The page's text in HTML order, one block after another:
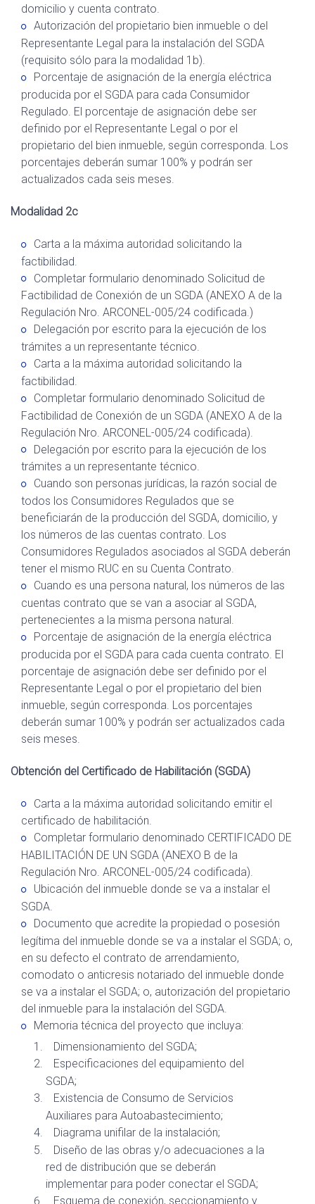
domicilio y cuenta contrato.
Autorización del propietario bien inmueble o del
Representante Legal para la instalación del SGDA
(requisito sólo para la modalidad 1b).
Porcentaje de asignación de la energía eléctrica
producida por el SGDA para cada Consumidor
Regulado. El porcentaje de asignación debe ser
definido por el Representante Legal o por el
propietario del bien inmueble, según corresponda. Los
porcentajes deberán sumar 100% y podrán ser
actualizados cada seis meses.
Modalidad 2c
Carta a la máxima autoridad solicitando la
factibilidad.
Completar formulario denominado Solicitud de
Factibilidad de Conexión de un SGDA (ANEXO A de la
Regulación Nro. ARCONEL-005/24 codificada.)
Delegación por escrito para la ejecución de los
trámites a un representante técnico.
Carta a la máxima autoridad solicitando la
factibilidad.
Completar formulario denominado Solicitud de
Factibilidad de Conexión de un SGDA (ANEXO A de la
Regulación Nro. ARCONEL-005/24 codificada).
Delegación por escrito para la ejecución de los
trámites a un representante técnico.
Cuando son personas jurídicas, la razón social de
todos los Consumidores Regulados que se
beneficiarán de la producción del SGDA, domicilio, y
los números de las cuentas contrato. Los
Consumidores Regulados asociados al SGDA deberán
tener el mismo RUC en su Cuenta Contrato.
Cuando es una persona natural, los números de las
cuentas contrato que se van a asociar al SGDA,
pertenecientes a la misma persona natural.
Porcentaje de asignación de la energía eléctrica
producida por el SGDA para cada cuenta contrato. El
porcentaje de asignación debe ser definido por el
Representante Legal o por el propietario del bien
inmueble, según corresponda. Los porcentajes
deberán sumar 100% y podrán ser actualizados cada
seis meses.
Obtención del Certificado de Habilitación (SGDA)
Carta a la máxima autoridad solicitando emitir el
certificado de habilitación.
Completar formulario denominado CERTIFICADO DE
HABILITACIÓN DE UN SGDA (ANEXO B de la
Regulación Nro. ARCONEL-005/24 codificada).
Ubicación del inmueble donde se va a instalar el
SGDA.
Documento que acredite la propiedad o posesión
legítima del inmueble donde se va a instalar el SGDA; o,
en su defecto el contrato de arrendamiento,
comodato o anticresis notariado del inmueble donde
se va a instalar el SGDA; o, autorización del propietario
del inmueble para la instalación del SGDA.
Memoria técnica del proyecto que incluya:
Dimensionamiento del SGDA;
Especificaciones del equipamiento del
SGDA;
Existencia de Consumo de Servicios
Auxiliares para Autoabastecimiento;
Diagrama unifilar de la instalación;
Diseño de las obras y/o adecuaciones a la
red de distribución que se deberán
implementar para poder conectar el SGDA;
Esquema de conexión, seccionamiento y